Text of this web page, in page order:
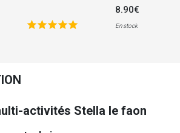
8.90€
En stock
activités Stella le faon